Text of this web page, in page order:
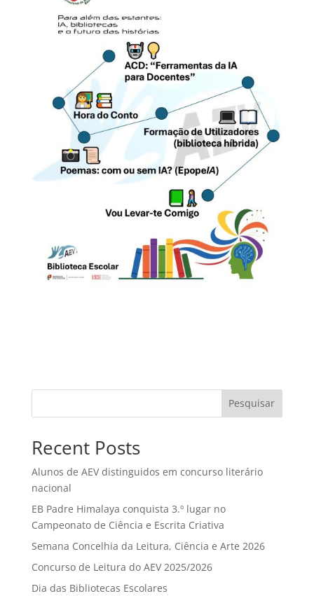
Pesquisar
Recent Posts
Alunos de AEV distinguidos em concurso literário
nacional
EB Padre Himalaya conquista 3.º lugar no
Campeonato de Ciência e Escrita Criativa
Semana Concelhia da Leitura, Ciência e Arte 2026
Concurso de Leitura do AEV 2025/2026
Dia das Bibliotecas Escolares